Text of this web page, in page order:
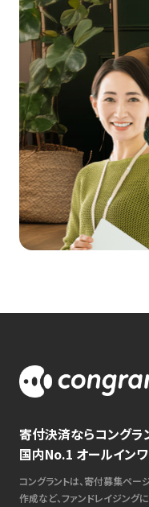
寄付決済ならコングラ
国内No.1 オールイン
コングラントは、寄付募集ペー
作成など、ファンドレイジン